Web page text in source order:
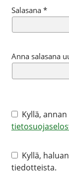
Salasana *
Anna salasana
Kyllä,
tiedotteista.